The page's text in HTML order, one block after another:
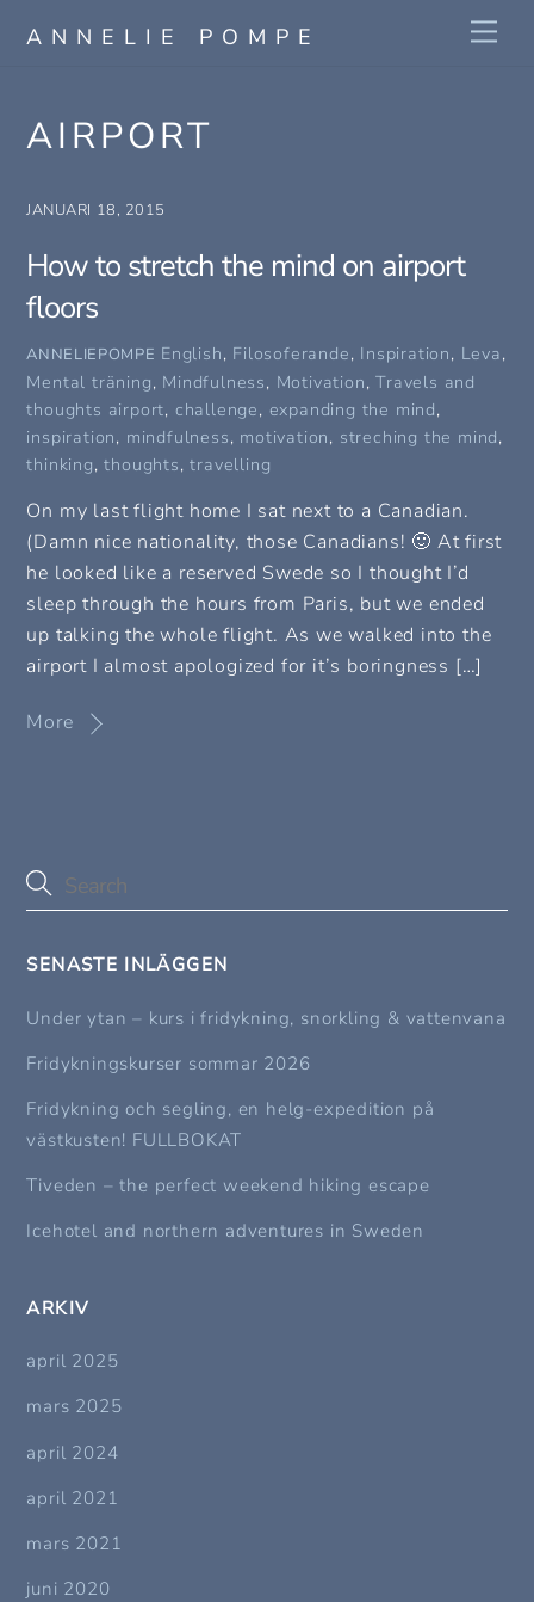
ANNELIE POMPE
AIRPORT
JANUARI 18, 2015
How to stretch the mind on airport
floors
ANNELIEPOMPE English, Filosoferande, Inspiration, Leva,
Mental träning, Mindfulness, Motivation,Travels and
thoughts airport, challenge, expanding the mind,
inspiration, mindfulness, motivation, streching the mind,
thinking,thoughts,travelling
On my last flight home I sat next to a Canadian.
(Damn nice nationality, those Canadians! 🙂 At first
he looked like a reserved Swede so I thought I’d
sleep through the hours from Paris, but we ended
up talking the whole flight. As we walked into the
airport I almost apologized for it’s boringness […]
More
SENASTE INLÄGGEN
Under ytan – kurs i fridykning, snorkling & vattenvana
Fridykningskurser sommar 2026
Fridykning och segling, en helg-expedition på
västkusten! FULLBOKAT
Tiveden – the perfect weekend hiking escape
Icehotel and northern adventures in Sweden
ARKIV
april 2025
mars 2025
april 2024
april 2021
mars 2021
juni 2020